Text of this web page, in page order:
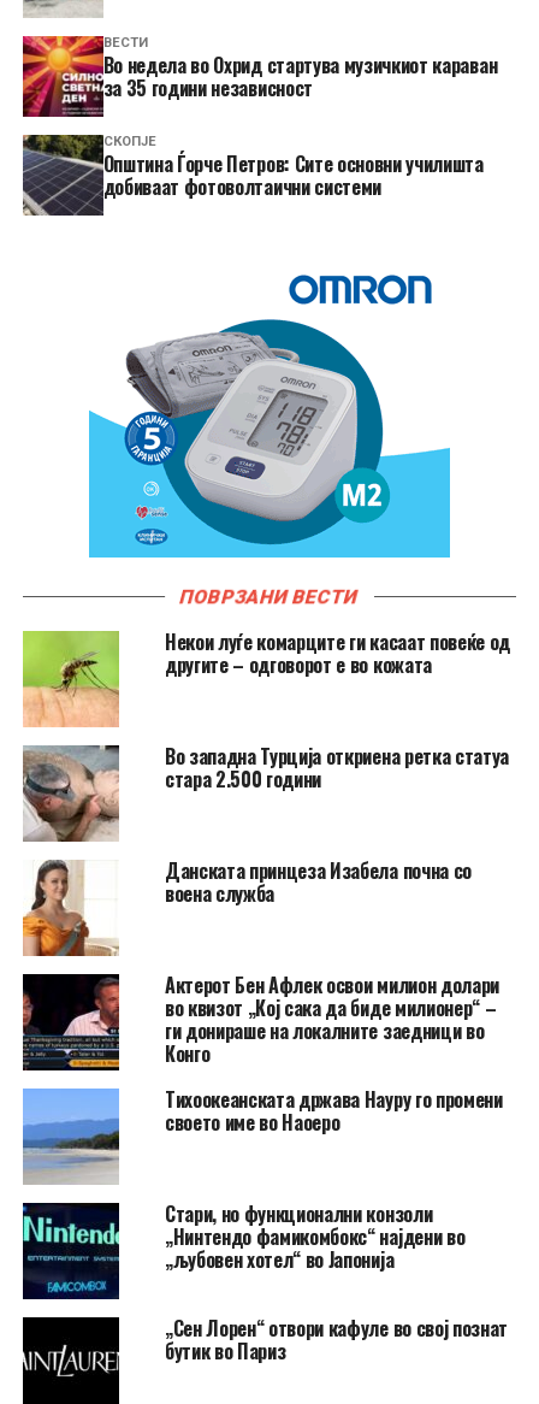
ВЕСТИ
Во недела во Охрид стартува музичкиот караван
за 35 години независност
СКОПЈЕ
Општина Ѓорче Петров: Сите основни училишта
добиваат фотоволтаични системи
ПОВРЗАНИ ВЕСТИ
Hекои луѓе комарците ги касаат повеќе од
другите – одговорот е во кожата
Во западна Турција откриена ретка статуа
стара 2.500 години
Данската принцеза Изабела почна со
воена служба
Актерот Бен Афлек освои милион долари
во квизот „Кој сака да биде милионер“ –
ги донираше на локалните заедници во
Конго
Тихоокеанската држава Науру го промени
своето име во Наоеро
Стари, но функционални конзоли
„Нинтендо фамикомбокс“ најдени во
„љубовен хотел“ во Јапонија
„Сен Лорен“ отвори кафуле во свој познат
бутик во Париз